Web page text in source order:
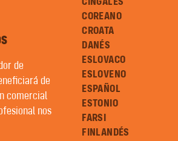
COREANO
CROATA
DANÉS
ESLOVACO
ESLOVENO
ESPAÑOL
ESTONIO
FARSI
FINLANDÉS
de
de
comercial
nos